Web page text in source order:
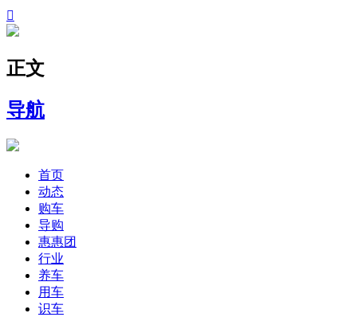

正文
导航
首页
动态
购车
导购
惠惠团
行业
养车
用车
识车